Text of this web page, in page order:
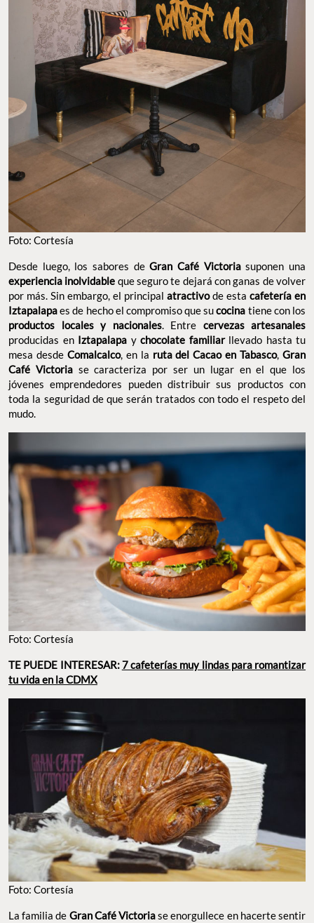
Foto: Cortesía
Desde luego, los sabores deGran Café Victoriasuponen una
experiencia inolvidable que seguro te dejará con ganas de volver
por más. Sin embargo, el principal atractivode esta cafetería en
Iztapalapaes de hecho el compromiso que sucocina tiene con los
productos locales y nacionales. Entre cervezas artesanales
producidas en Iztapalapa y chocolate familiarllevado hasta tu
mesa desde Comalcalco, en la ruta del Cacao en Tabasco, Gran
Café Victoria se caracteriza por ser un lugar en el que los
jóvenes emprendedores pueden distribuir sus productos con
toda la seguridad de que serán tratados con todo el respeto del
mudo.
Foto: Cortesía
TE PUEDE INTERESAR:7 cafeterías muy lindas para romantizar
tu vida en la CDMX
Foto: Cortesía
La familia de Gran Café Victoriase enorgullece en hacerte sentir